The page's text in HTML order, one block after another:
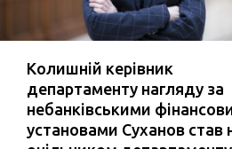
Колишній керівник
департаменту нагляду за
небанківськими
установами Суханов став